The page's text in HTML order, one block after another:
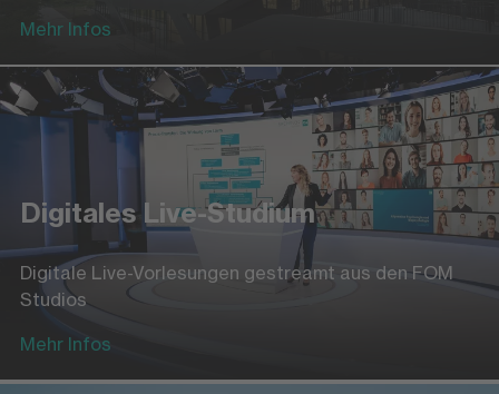
Mehr Infos
Digitales Live-Studium
Digitale Live-Vorlesungen gestreamt aus den FOM
Studios
Mehr Infos